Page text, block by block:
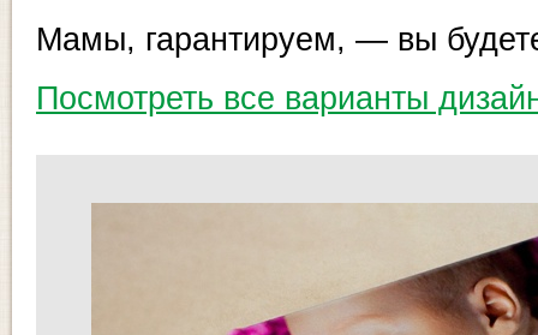
Мамы, гарантируем, — вы
Посмотреть все варианты